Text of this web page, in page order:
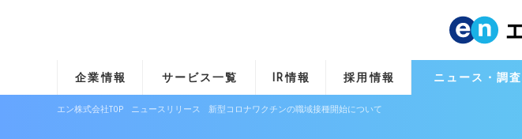
企業情報 サービス一覧 IR情報 採用情報 ニュース・調
エン株式会社TOP ニュースリリース 新型コロナワクチンの職域接種開始について